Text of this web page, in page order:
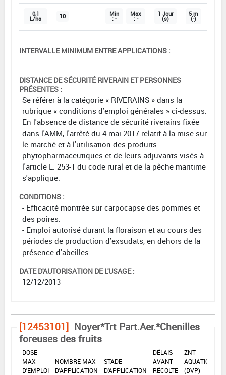
0,1
L/ha 10 Min
: -
Max
: -
1 Jour
(s)
5 m
(-)
INTERVALLE MINIMUM ENTRE APPLICATIONS :
-
DISTANCE DE SÉCURITÉ RIVERAIN ET PERSONNES
PRÉSENTES :
Se référer à la catégorie « RIVERAINS » dans la
rubrique « conditions d'emploi générales » ci-dessus.
En l'absence de distance de sécurité riverains fixée
dans l'AMM, l'arrêté du 4 mai 2017 relatif à la mise sur
le marché et à l'utilisation des produits
phytopharmaceutiques et de leurs adjuvants visés à
l'article L. 253-1 du code rural et de la pêche maritime
s'applique.
CONDITIONS :
- Efficacité montrée sur carpocapse des pommes et
des poires.
- Emploi autorisé durant la floraison et au cours des
périodes de production d'exsudats, en dehors de la
présence d'abeilles.
DATE D'AUTORISATION DE L'USAGE :
12/12/2013
[12453101] Noyer*Trt Part.Aer.*Chenilles
foreuses des fruits
DOSE
MAX
D'EMPLOI
NOMBRE MAX
D'APPLICATION
STADE
D'APPLICATION
DÉLAIS
AVANT
RÉCOLTE
ZNT
AQUATIQUE
(DVP)